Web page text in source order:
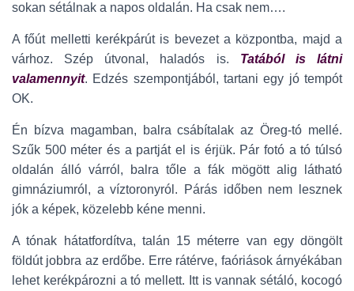
sokan sétálnak a napos oldalán. Ha csak nem….
A főút melletti kerékpárút is bevezet a központba, majd a
várhoz. Szép útvonal, haladós is. Tatából is látni
valamennyit. Edzés szempontjából, tartani egy jó tempót
OK.
Én bízva magamban, balra csábítalak az Öreg-tó mellé.
Szűk 500 méter és a partját el is érjük. Pár fotó a tó túlsó
oldalán álló várról, balra tőle a fák mögött alig látható
gimnáziumról, a víztoronyról. Párás időben nem lesznek
jók a képek, közelebb kéne menni.
A tónak hátatfordítva, talán 15 méterre van egy döngölt
földút jobbra az erdőbe. Erre rátérve, faóriások árnyékában
lehet kerékpározni a tó mellett. Itt is vannak sétáló, kocogó